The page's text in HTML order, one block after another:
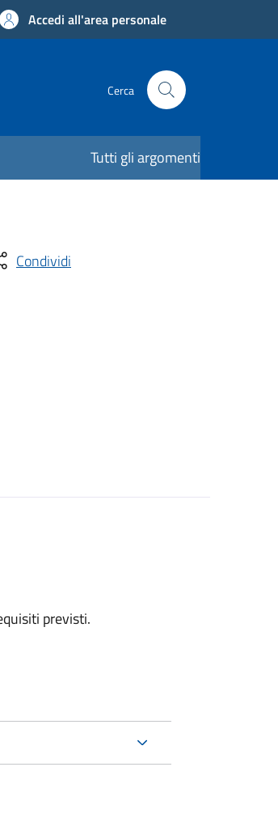
Accedi all'area personale
Cerca
Tutti gli argomenti
Condividi
previsti.